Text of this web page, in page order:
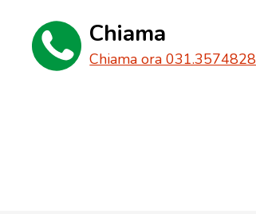
Chiama
Chiama ora 031.3574828